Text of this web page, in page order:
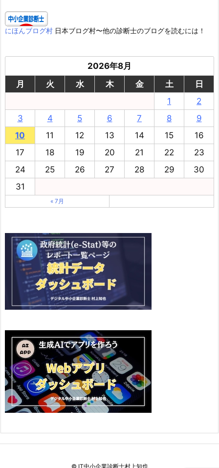
にほんブログ村 日本ブログ村〜他の診断士のブログを読むには！
2026年8月
月
火 水 木 金 土
日
1
2
3
4 5 6 7 8
9
10
11 12 13 14 15
16
17
18 19 20 21 22
23
24
25 26 27 28 29
30
31
« 7月
© IT中小企業診断士村上知也